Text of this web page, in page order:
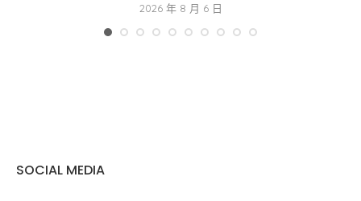
2026 年 8 月 6 日
SOCIAL MEDIA